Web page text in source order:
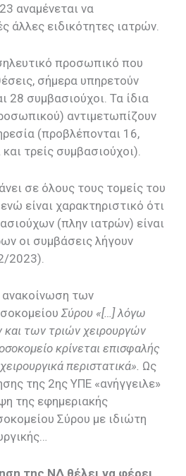
αναμένεται να
άλλες ειδικότητες ιατρών.
προσωπικό που
σήμερα υπηρετούν
28 συμβασιούχοι. Τα ίδια
αντιμετωπίζουν
(προβλέπονται 16,
τρείς συμβασιούχοι).
σε όλους τους τομείς του
είναι χαρακτηριστικό ότι
(πλην ιατρών) είναι
οι συμβάσεις λήγουν
2023).
των
Σύρου «[…] λόγω
των τριών χειρουργών
κρίνεται επισφαλής
περιστατικά». Ως
της 2ης ΥΠΕ «ανήγγειλε»
της εφημεριακής
Σύρου με ιδιώτη